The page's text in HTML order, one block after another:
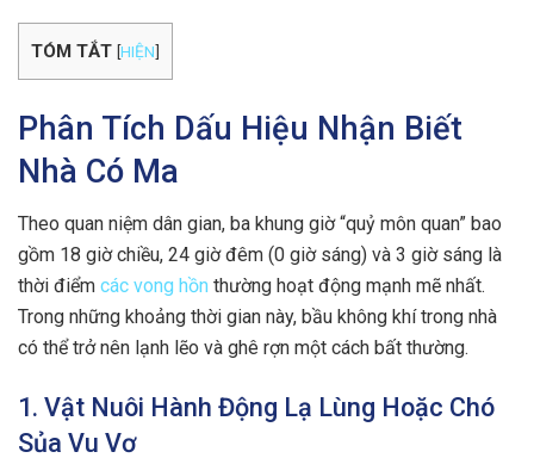
TÓM TẮT [HIỆN]
Phân Tích Dấu Hiệu Nhận Biết
Nhà Có Ma
Theo quan niệm dân gian, ba khung giờ “quỷ môn quan” bao
gồm 18 giờ chiều, 24 giờ đêm (0 giờ sáng) và 3 giờ sáng là
thời điểm các vong hồn thường hoạt động mạnh mẽ nhất.
Trong những khoảng thời gian này, bầu không khí trong nhà
có thể trở nên lạnh lẽo và ghê rợn một cách bất thường.
1. Vật Nuôi Hành Động Lạ Lùng Hoặc Chó
Sủa Vu Vơ